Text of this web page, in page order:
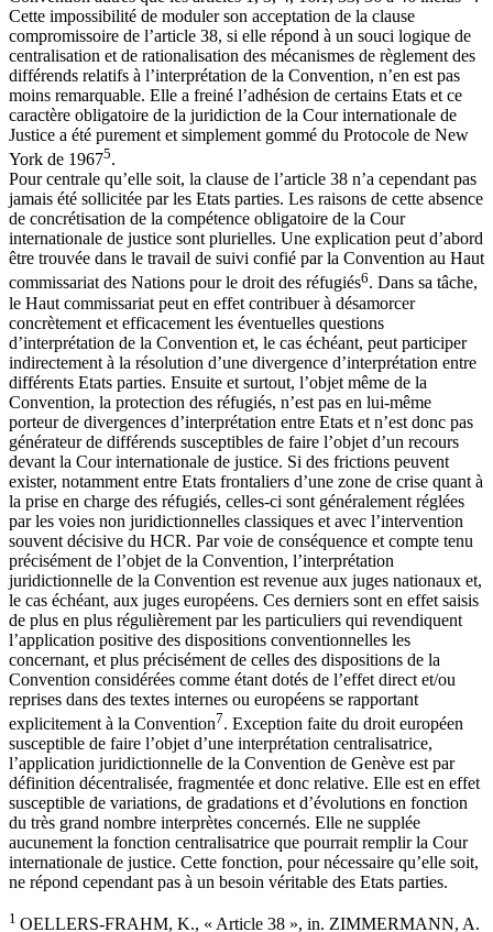
Cette impossibilité de moduler son acceptation de la clause
compromissoire de l’article 38, si elle répond à un souci logique de
centralisation et de rationalisation des mécanismes de règlement des
différends relatifs à l’interprétation de la Convention, n’en est pas
moins remarquable. Elle a freiné l’adhésion de certains Etats et ce
caractère obligatoire de la juridiction de la Cour internationale de
Justice a été purement et simplement gommé du Protocole de New
York de 19675.
Pour centrale qu’elle soit, la clause de l’article 38 n’a cependant pas
jamais été sollicitée par les Etats parties. Les raisons de cette absence
de concrétisation de la compétence obligatoire de la Cour
internationale de justice sont plurielles. Une explication peut d’abord
être trouvée dans le travail de suivi confié par la Convention au Haut
commissariat des Nations pour le droit des réfugiés6. Dans sa tâche,
le Haut commissariat peut en effet contribuer à désamorcer
concrètement et efficacement les éventuelles questions
d’interprétation de la Convention et, le cas échéant, peut participer
indirectement à la résolution d’une divergence d’interprétation entre
différents Etats parties. Ensuite et surtout, l’objet même de la
Convention, la protection des réfugiés, n’est pas en lui-même
porteur de divergences d’interprétation entre Etats et n’est donc pas
générateur de différends susceptibles de faire l’objet d’un recours
devant la Cour internationale de justice. Si des frictions peuvent
exister, notamment entre Etats frontaliers d’une zone de crise quant à
la prise en charge des réfugiés, celles-ci sont généralement réglées
par les voies non juridictionnelles classiques et avec l’intervention
souvent décisive du HCR. Par voie de conséquence et compte tenu
précisément de l’objet de la Convention, l’interprétation
juridictionnelle de la Convention est revenue aux juges nationaux et,
le cas échéant, aux juges européens. Ces derniers sont en effet saisis
de plus en plus régulièrement par les particuliers qui revendiquent
l’application positive des dispositions conventionnelles les
concernant, et plus précisément de celles des dispositions de la
Convention considérées comme étant dotés de l’effet direct et/ou
reprises dans des textes internes ou européens se rapportant
explicitement à la Convention7. Exception faite du droit européen
susceptible de faire l’objet d’une interprétation centralisatrice,
l’application juridictionnelle de la Convention de Genève est par
définition décentralisée, fragmentée et donc relative. Elle est en effet
susceptible de variations, de gradations et d’évolutions en fonction
du très grand nombre interprètes concernés. Elle ne supplée
aucunement la fonction centralisatrice que pourrait remplir la Cour
internationale de justice. Cette fonction, pour nécessaire qu’elle soit,
ne répond cependant pas à un besoin véritable des Etats parties.
1 OELLERS-FRAHM, K., « Article 38 », in. ZIMMERMANN, A.